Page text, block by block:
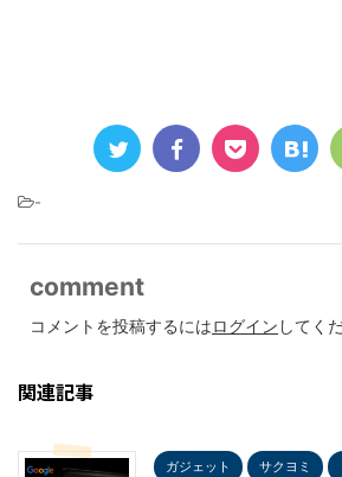
-
comment
コメントを投稿するにはログイン してく
関連記事
ガジェット サクヨミ